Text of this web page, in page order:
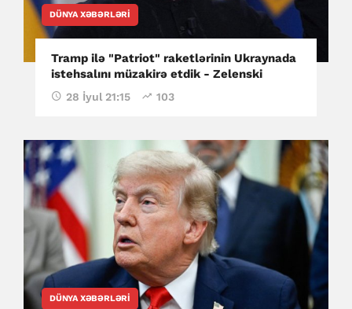
DÜNYA XƏBƏRLƏRI
Tramp ilə "Patriot" raketlərinin Ukraynada
istehsalını müzakirə etdik - Zelenski
28 İyul 21:15 103
DÜNYA XƏBƏRLƏRI